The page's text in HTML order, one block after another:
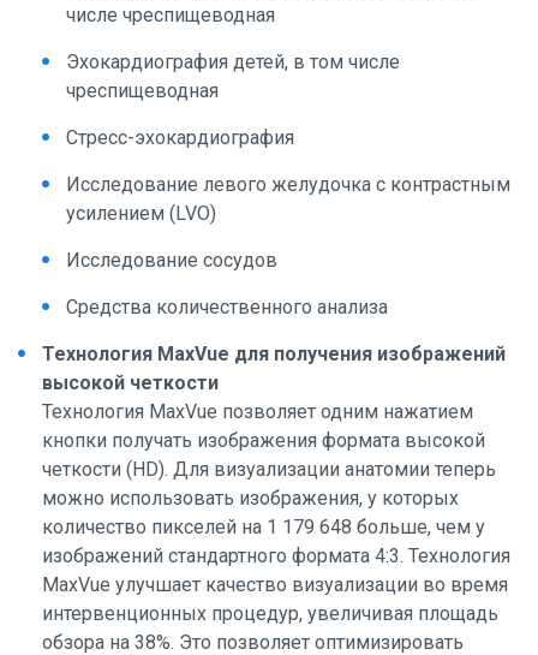
числе чреспищеводная
Эхокардиография детей, в том числе
чреспищеводная
Стресс-эхокардиография
Исследование левого желудочка с контрастным
усилением (LVO)
Исследование сосудов
Средства количественного анализа
Технология MaxVue для получения изображений
высокой четкости
Технология MaxVue позволяет одним нажатием
кнопки получать изображения формата высокой
четкости (HD). Для визуализации анатомии теперь
можно использовать изображения, у которых
количество пикселей на 1 179 648 больше, чем у
изображений стандартного формата 4:3. Технология
MaxVue улучшает качество визуализации во время
интервенционных процедур, увеличивая площадь
обзора на 38%. Это позволяет оптимизировать